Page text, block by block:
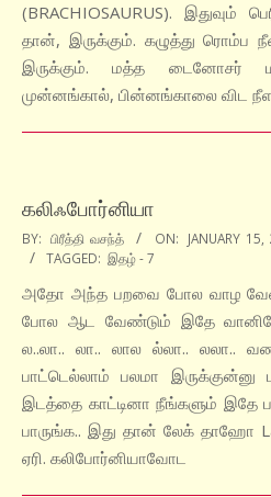
(BRACHIOSAURUS). இதுவும்
தான், இருக்கும். கழுத்து ரொம்ப
இருக்கும். மத்த டைனோசர்
முன்னங்கால், பின்னங்காலை விட
கலிஃபோர்னியா
2021-
01-
15
BY: பிரீத்தி வசந்த் ON: JANUARY 15,
TAGGED: இதழ் - 7
அதோ அந்த பறவை போல வாழ
போல ஆட வேண்டும் இதே
ல..லா.. லா.. லால ல்லா.. லலா..
பாட்டெல்லாம் பலமா இருக்குன்னு
இடத்தை காட்டினா நீங்களும் இதே
பாருங்க.. இது தான் லேக் தாஹோ
ஏரி. கலிபோர்னியாவோட